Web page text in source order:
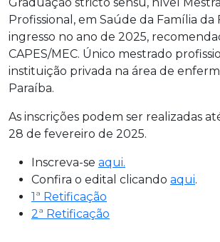
Profissional, em Saúde da Família da
ingresso no ano de 2025,
CAPES/MEC. Único mestrado
instituição privada na área de
Paraíba.
As inscrições podem ser realizadas
28 de fevereiro de 2025.
Inscreva-se aqui.
Confira o edital clicando aqui.
1ª Retificação
2ª Retificação